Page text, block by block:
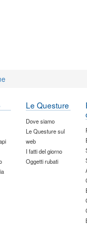
Le Questure
Dove siamo
Le Questure sul
web
I fatti del giorno
Oggetti rubati